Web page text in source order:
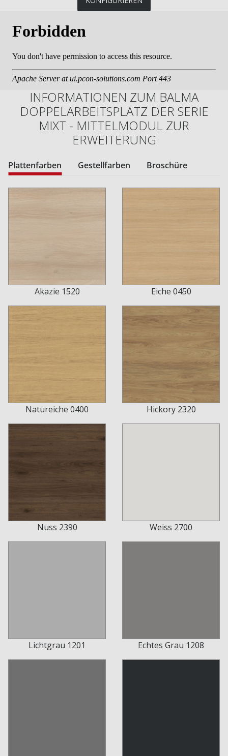
INFORMATIONEN ZUM BALMA
DOPPELARBEITSPLATZ DER SERIE
MIXT - MITTELMODUL ZUR
ERWEITERUNG
Plattenfarben Gestellfarben Broschüre
Akazie 1520 Eiche 0450
Natureiche 0400 Hickory 2320
Nuss 2390 Weiss 2700
Lichtgrau 1201 Echtes Grau 1208